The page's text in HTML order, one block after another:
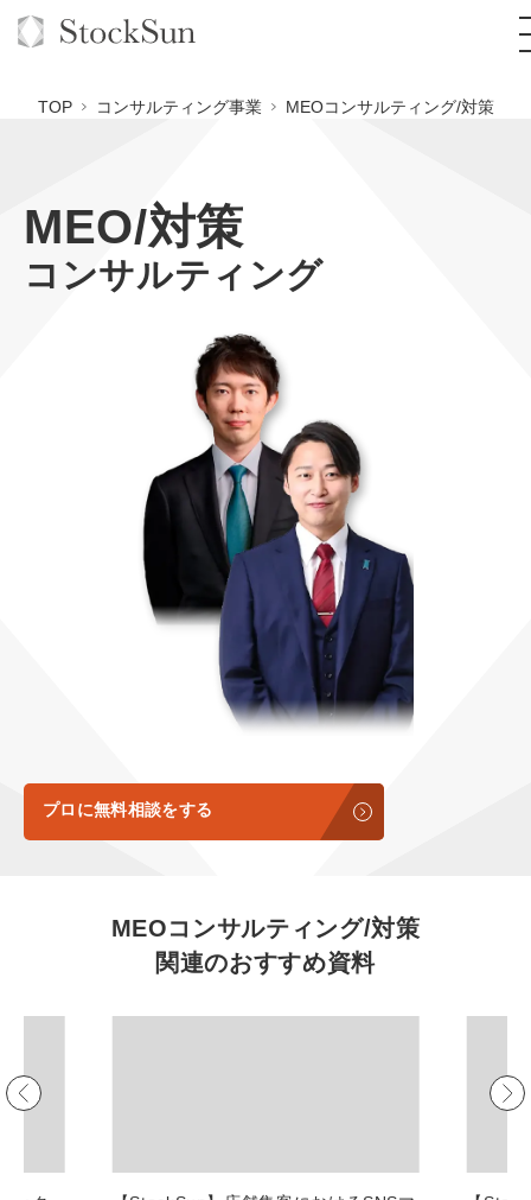
オーダーメイド支援
TOP
BPO支援
定額制営業代行『カリトルくん』
定額制採用代行・RPO『トルトルくん』
営業改善特化の動画制作『動画でカリトルくん』
定額LINE運用代行『LINEマキトルくん』
格安でAI導入支援『あいのりAI』
拡散付1日密着動画制作『まるごと社長』
1本無料で記事を制作『SEOトライアル』
定額制LP制作・改善『最強LP』
採用YouTubeチャンネル構築『トリトル』
YouTubeディレクター
会社概要・役員紹介
ミッション・ビジョン・バリュー
代表メッセージ（岩野圭佑）
認定パートナー
正社員
常勤監査役
TOP コンサルティング事業 MEOコンサルティング/対策
MEO/対策
コンサルティング
プロに無料相談をする
MEOコンサルティング/対策
関連のおすすめ資料